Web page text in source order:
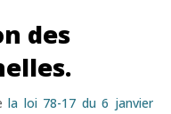
des
la loi 78-17 du 6 janvier